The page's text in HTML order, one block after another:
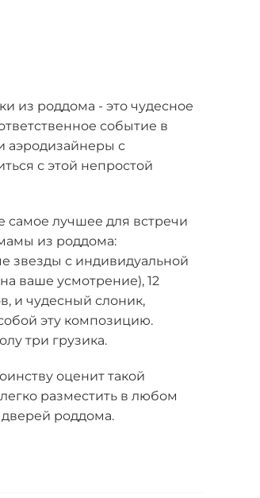
из роддома - это чудесное
событие в
с
с этой непростой
лучшее для встречи
из роддома:
звезды с индивидуальной
ваше усмотрение), 12
и чудесный слоник,
эту композицию.
три грузика.
оценит такой
разместить в любом
роддома.